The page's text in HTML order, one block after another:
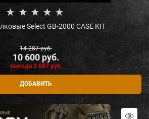
Select GB-2000 CASE KIT
14 287 руб.
10 600 руб.
выгода 3 687 руб.
ДОБАВИТЬ